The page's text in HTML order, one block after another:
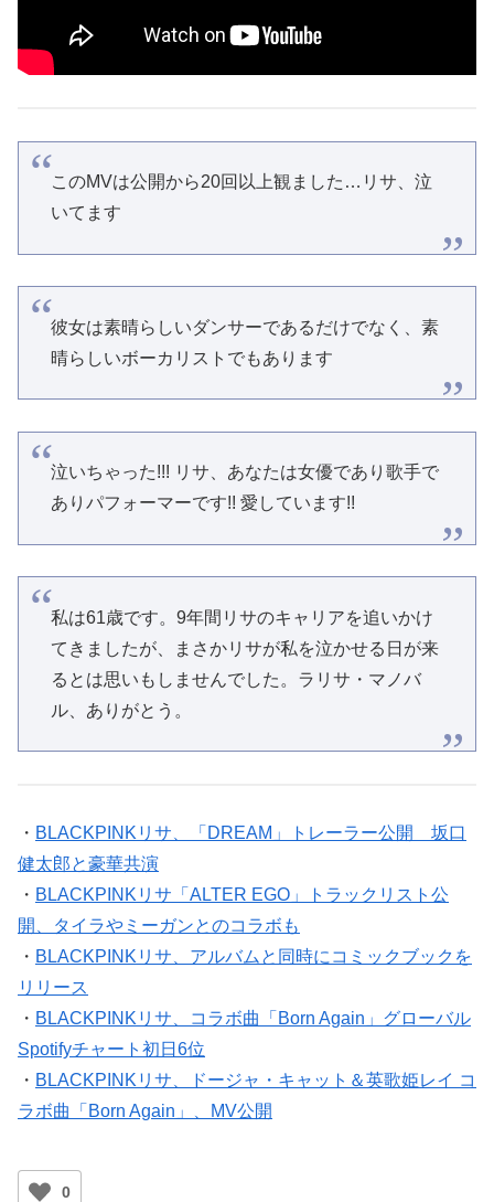
このMVは公開から20回以上観ました…リサ、泣
いてます
彼女は素晴らしいダンサーであるだけでなく、素
晴らしいボーカリストでもあります
泣いちゃった!!! リサ、あなたは女優であり歌手で
ありパフォーマーです!! 愛しています!!
私は61歳です。9年間リサのキャリアを追いかけ
てきましたが、まさかリサが私を泣かせる日が来
るとは思いもしませんでした。ラリサ・マノバ
ル、ありがとう。
・ BLACKPINKリサ、「DREAM」トレーラー公開 坂口
健太郎と豪華共演
・ BLACKPINKリサ「ALTER EGO」トラックリスト公
開、タイラやミーガンとのコラボも
・ BLACKPINKリサ、アルバムと同時にコミックブックを
リリース
・ BLACKPINKリサ、コラボ曲「Born Again」グローバル
Spotifyチャート初日6位
・ BLACKPINKリサ、ドージャ・キャット＆英歌姫レイ コ
ラボ曲「Born Again」、MV公開
0